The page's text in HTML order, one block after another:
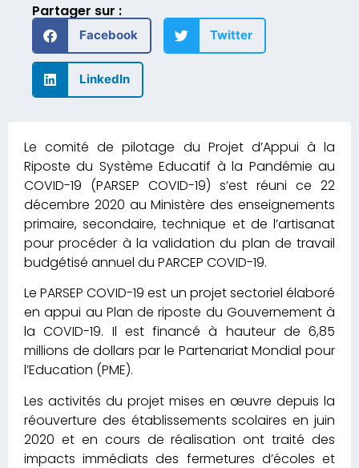
Partager sur :
Facebook Twitter
LinkedIn
Le comité de pilotage du Projet d’Appui à la
Riposte du Système Educatif à la Pandémie au
COVID-19 (PARSEP COVID-19) s’est réuni ce 22
décembre 2020 au Ministère des enseignements
primaire, secondaire, technique et de l’artisanat
pour procéder à la validation du plan de travail
budgétisé annuel du PARCEP COVID-19.
Le PARSEP COVID-19 est un projet sectoriel élaboré
en appui au Plan de riposte du Gouvernement à
la COVID-19. Il est financé à hauteur de 6,85
millions de dollars par le Partenariat Mondial pour
l’Education (PME).
Les activités du projet mises en œuvre depuis la
réouverture des établissements scolaires en juin
2020 et en cours de réalisation ont traité des
impacts immédiats des fermetures d’écoles et